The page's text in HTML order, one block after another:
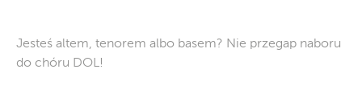
Jesteś altem, tenorem albo basem? Nie przegap naboru
do chóru DOL!